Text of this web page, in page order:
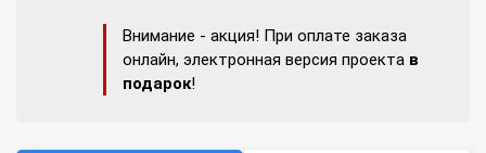
Внимание - акция! При оплате заказа
онлайн, электронная версия проекта в
подарок!